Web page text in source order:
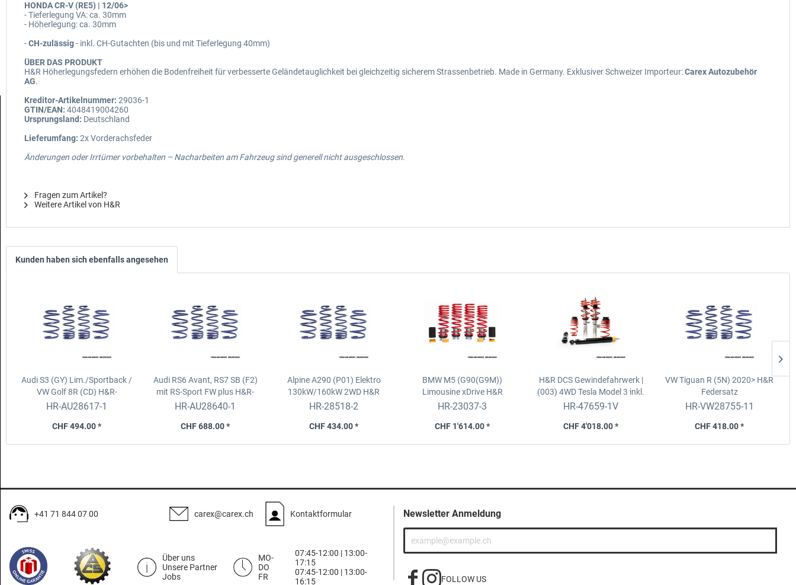
HONDA CR-V (RE5) | 12/06>
- Tieferlegung VA: ca. 30mm
- Höherlegung: ca. 30mm
-CH-zulässig- inkl. CH-Gutachten (bis und mit Tieferlegung 40mm)
ÜBER DAS PRODUKT
H&R Höherlegungsfedern erhöhen die Bodenfreiheit für verbesserte Geländetauglichkeit bei gleichzeitig sicherem Strassenbetrieb. Made in Germany. Exklusiver Schweizer Importeur:Carex Autozubehör
AG.
Kreditor-Artikelnummer: 29036-1
GTIN/EAN: 4048419004260
Ursprungsland: Deutschland
Lieferumfang: 2x Vorderachsfeder
Änderungen oder Irrtümer vorbehalten – Nacharbeiten am Fahrzeug sind generell nicht ausgeschlossen.
Fragen zum Artikel?
Weitere Artikel von H&R
Kunden haben sich ebenfalls angesehen
Audi S3 (GY) Lim./Sportback /
VW Golf 8R (CD) H&R-
Federsatz
HR-AU28617-1
CHF 494.00 *
Audi RS6 Avant, RS7 SB (F2)
mit RS-Sport FW plus H&R-
Federsatz
HR-AU28640-1
CHF 688.00 *
Alpine A290 (P01) Elektro
130kW/160kW 2WD H&R
Federsatz
HR-28518-2
CHF 434.00 *
BMW M5 (G90(G9M))
Limousine xDrive H&R
Gewindefedersatz
HR-23037-3
CHF 1'614.00 *
H&R DCS Gewindefahrwerk |
(003) 4WDTesla Model 3 inkl.
Long Range/Performance
HR-47659-1V
CHF 4'018.00 *
VW Tiguan R (5N) 2020> H&R
Federsatz
HR-VW28755-11
CHF 418.00 *
+41 71 844 07 00 carex@carex.ch Kontaktformular
Über uns
Unsere Partner
Jobs
MO-
DO
FR
07:45-12:00 | 13:00-
17:15
07:45-12:00 | 13:00-
16:15
Newsletter Anmeldung
FOLLOW US